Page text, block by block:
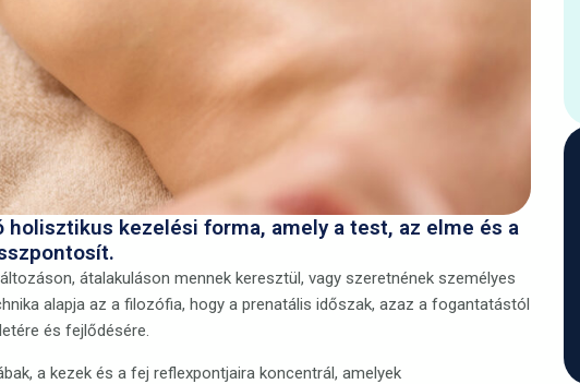
kezelési forma, amely a test, az elme és a
átalakuláson mennek keresztül, vagy szeretnének személyes
alapja az a filozófia, hogy a prenatális időszak, azaz a fogantatástól
és fejlődésére.
a kezek és a fej reflexpontjaira koncentrál, amelyek